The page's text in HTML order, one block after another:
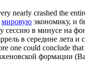
nearly crashed the
мировую экономику, и
сессию в минусе на
в середине лета и
one could conclude that
формации